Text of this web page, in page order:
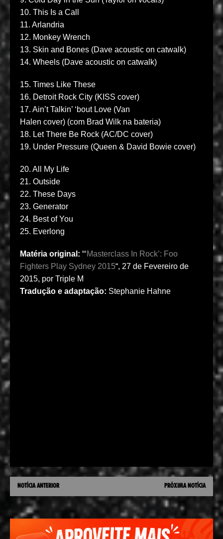
10. This Is a Call
11. Arlandria
12. Monkey Wrench
13. Skin and Bones (Dave acoustic on catwalk)
14. Wheels (Dave acoustic on catwalk)
15. Times Like These
16. Detroit Rock City (KISS cover)
17. Ain’t Talkin’ ‘bout Love (Van
Halen cover) (com Brad Wilk na bateria)
18. Let There Be Rock (AC/DC cover)
19. Under Pressure (Queen & David Bowie cover)
20. All My Life
21. Outside
22. These Days
23. Generator
24. Best of You
25. Everlong
Matéria original: “‘Masterclass In Rock’: Foo
Fighters Play Sydney 2015“, 27 de Fevereiro de
2015, por Triple M
Tradução e adaptação: Stephanie Hahne
NOTÍCIA ANTERIOR PRÓXIMA NOTÍCIA